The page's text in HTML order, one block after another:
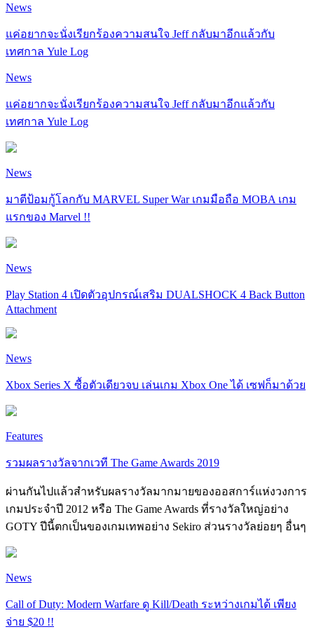
News
แค่อยากจะนั่งเรียกร้องความสนใจ Jeff กลับมาอีกแล้วกับ
เทศกาล Yule Log
News
แค่อยากจะนั่งเรียกร้องความสนใจ Jeff กลับมาอีกแล้วกับ
เทศกาล Yule Log
News
มาตีป้อมกู้โลกกับ MARVEL Super War เกมมือถือ MOBA เกม
แรกของ Marvel !!
News
Play Station 4 เปิดตัวอุปกรณ์เสริม DUALSHOCK 4 Back Button
Attachment
News
Xbox Series X ซื้อตัวเดียวจบ เล่นเกม Xbox One ได้ เซฟก็มาด้วย
Features
รวมผลรางวัลจากเวที The Game Awards 2019
ผ่านกันไปแล้วสำหรับผลรางวัลมากมายของออสการ์แห่งวงการ
เกมประจำปี 2012 หรือ The Game Awards ที่รางวัลใหญ่อย่าง
GOTY ปีนี้ตกเป็นของเกมเทพอย่าง Sekiro ส่วนรางวัลย่อยๆ อื่นๆ
News
Call of Duty: Modern Warfare ดู Kill/Death ระหว่างเกมได้ เพียง
จ่าย $20 !!